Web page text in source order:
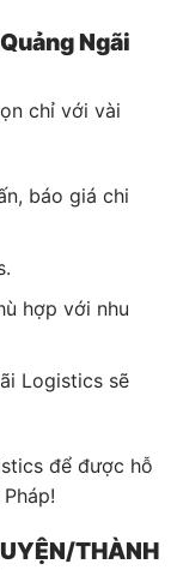
Ngãi
chỉ với vài
báo giá chi
hợp với nhu
Logistics sẽ
để được hỗ
THÀNH